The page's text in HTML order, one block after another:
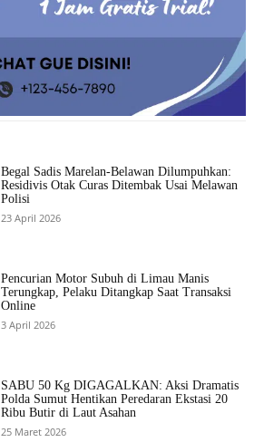
Begal Sadis Marelan-Belawan Dilumpuhkan:
Residivis Otak Curas Ditembak Usai Melawan
Polisi
23 April 2026
Pencurian Motor Subuh di Limau Manis
Terungkap, Pelaku Ditangkap Saat Transaksi
Online
3 April 2026
SABU 50 Kg DIGAGALKAN: Aksi Dramatis
Polda Sumut Hentikan Peredaran Ekstasi 20
Ribu Butir di Laut Asahan
25 Maret 2026